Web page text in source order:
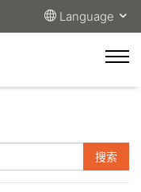
Language